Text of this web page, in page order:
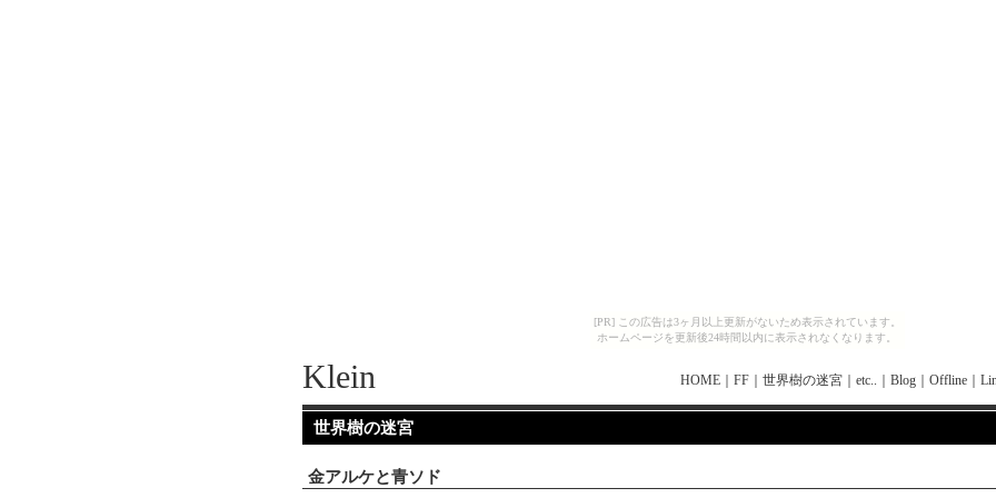
[PR] この広告は3ヶ月以上更新がないため表示されています。
ホームページを更新後24時間以内に表示されなくなります。
Klein HOME FF 世界樹の迷宮 etc.. Blog Offline
世界樹の迷宮
金アルケと青ソド